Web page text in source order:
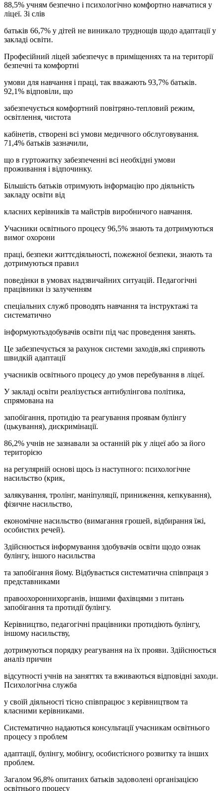
88,5% учням безпечно і психологічно комфортно навчатися у
ліцеї. Зі слів
батьків 66,7% у дітей не виникало труднощів щодо адаптації у
закладі освіти.
Професійний ліцей забезпечує в приміщеннях та на території
безпечні та комфортні
умови для навчання і праці, так вважають 93,7% батьків.
92,1% відповіли, що
забезпечується комфортний повітряно-тепловий режим,
освітлення, чистота
кабінетів, створені всі умови медичного обслуговування.
71,4% батьків зазначили,
що в гуртожитку забезпеченні всі необхідні умови
проживання і відпочинку.
Більшість батьків отримують інформацію про діяльність
закладу освіти від
класних керівників та майстрів виробничого навчання.
Учасники освітнього процесу 96,5% знають та дотримуються
вимог охорони
праці, безпеки життєдіяльності, пожежної безпеки, знають та
дотримуються правил
поведінки в умовах надзвичайних ситуацій. Педагогічні
працівники із залученням
спеціальних служб проводять навчання та інструктажі та
систематично
інформуютьздобувачів освіти під час проведення занять.
Це забезпечується за рахунок системи заходів,які сприяють
швидкій адаптації
учасників освітнього процесу до умов перебування в ліцеї.
У закладі освіти реалізується антибулінгова політика,
спрямована на
запобігання, протидію та реагування проявам булінгу
(цькування), дискримінації.
86,2% учнів не зазнавали за останній рік у ліцеї або за його
територією
на регулярній основі щось із наступного: психологічне
насильство (крик,
залякування, тролінг, маніпуляції, приниження, кепкування),
фізичне насильство,
економічне насильство (вимагання грошей, відбирання їжі,
особистих речей).
Здійснюється інформування здобувачів освіти щодо ознак
булінгу, іншого насильства
та запобігання йому. Відбувається систематична співпраця з
представниками
правоохороннихорганів, іншими фахівцями з питань
запобігання та протидії булінгу.
Керівництво, педагогічні працівники протидіють булінгу,
іншому насильству,
дотримуються порядку реагування на їх прояви. Здійснюється
аналіз причин
відсутності учнів на заняттях та вживаються відповідні заходи.
Психологічна служба
у своїй діяльності тісно співпрацює з керівництвом та
класними керівниками.
Систематично надаються консультації учасникам освітнього
процесу з проблем
адаптації, булінгу, мобінгу, особистісного розвитку та інших
проблем.
Загалом 96,8% опитаних батьків задоволені організацією
освітнього процесу